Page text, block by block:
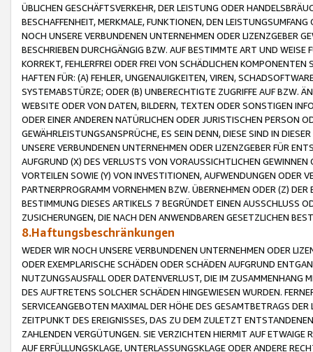
ÜBLICHEN GESCHÄFTSVERKEHR, DER LEISTUNG ODER
BESCHAFFENHEIT, MERKMALE, FUNKTIONEN, DEN
NOCH UNSERE VERBUNDENEN UNTERNEHMEN ODER LIZENZGEBER
BESCHRIEBEN DURCHGÄNGIG BZW. AUF BESTIMMTE ART UND
KORREKT, FEHLERFREI ODER FREI VON SCHÄDLICHEN
HAFTEN FÜR: (A) FEHLER, UNGENAUIGKEITEN, VIREN,
SYSTEMABSTÜRZE; ODER (B) UNBERECHTIGTE ZUGRIFFE AUF BZW.
WEBSITE ODER VON DATEN, BILDERN, TEXTEN ODER SONSTIGEN
ODER EINER ANDEREN NATÜRLICHEN ODER JURISTISCHEN PERSON
GEWÄHRLEISTUNGSANSPRÜCHE, ES SEIN DENN, DIESE SIND IN
UNSERE VERBUNDENEN UNTERNEHMEN ODER LIZENZGEBER FÜR
AUFGRUND (X) DES VERLUSTS VON VORAUSSICHTLICHEN
VORTEILEN SOWIE (Y) VON INVESTITIONEN, AUFWENDUNGEN ODER
PARTNERPROGRAMM VORNEHMEN BZW. ÜBERNEHMEN ODER (Z)
BESTIMMUNG DIESES ARTIKELS 7 BEGRÜNDET EINEN AUSSCHLUSS
ZUSICHERUNGEN, DIE NACH DEN ANWENDBAREN GESETZLICHEN
8.Haftungsbeschränkungen
WEDER WIR NOCH UNSERE VERBUNDENEN UNTERNEHMEN ODER
ODER EXEMPLARISCHE SCHÄDEN ODER SCHÄDEN AUFGRUND
NUTZUNGSAUSFALL ODER DATENVERLUST, DIE IM ZUSAMMENHANG
DES AUFTRETENS SOLCHER SCHÄDEN HINGEWIESEN WURDEN.
SERVICEANGEBOTEN MAXIMAL DER HÖHE DES GESAMTBETRAGS
ZEITPUNKT DES EREIGNISSES, DAS ZU DEM ZULETZT
ZAHLENDEN VERGÜTUNGEN. SIE VERZICHTEN HIERMIT AUF
AUF ERFÜLLUNGSKLAGE, UNTERLASSUNGSKLAGE ODER ANDERE